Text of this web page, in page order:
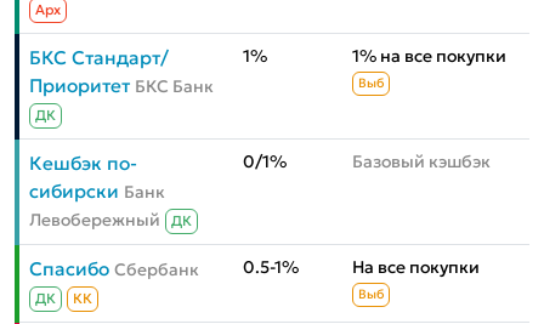
Aрх
БКС Стандарт/
Приоритет БКС Банк
ДК
1% 1% на все покупки
Выб
Кешбэк по-
сибирски Банк
Левобережный
ДК
0/1% Базовый кэшбэк
Спасибо Сбербанк
ДК КК
0.5-1% На все покупки
Выб